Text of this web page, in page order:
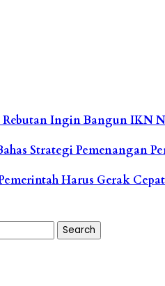
Ingin Bangun IKN
Strategi Pemenangan
Harus Gerak
Search